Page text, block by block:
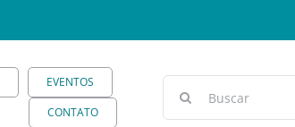
EVENTOS
CONTATO